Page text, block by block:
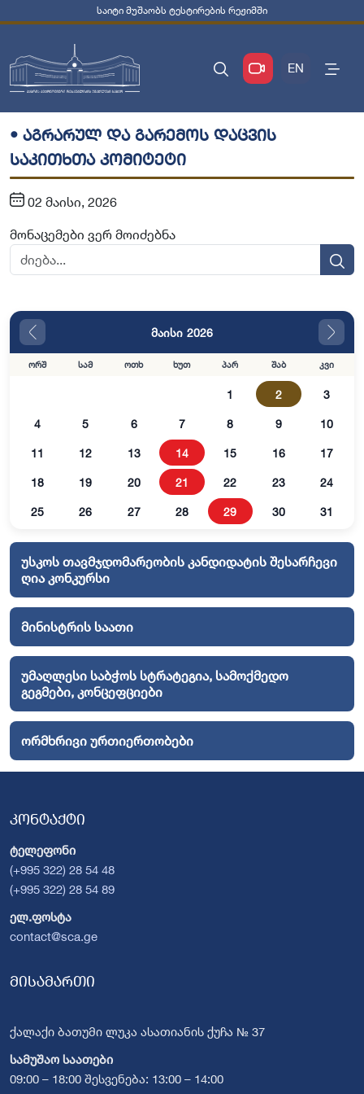
საიტი მუშაობს ტესტირების რეჟიმში
EN
• აგრარულ და გარემოს დაცვის
საკითხთა კომიტეტი
02 მაისი, 2026
მონაცემები ვერ მოიძებნა
მაისი 2026
ორშ სამ ოთხ ხუთ პარ შაბ კვი
1 2 3
4 5 6 7 8 9 10
11 12 13 14 15 16 17
18 19 20 21 22 23 24
25 26 27 28 29 30 31
უსკოს თავმჯდომარეობის კანდიდატის შესარჩევი
ღია კონკურსი
მინისტრის საათი
უმაღლესი საბჭოს სტრატეგია, სამოქმედო
გეგმები, კონცეფციები
ორმხრივი ურთიერთობები
კონტაქტი
ტელეფონი
(+995 322) 28 54 48
(+995 322) 28 54 89
ელ.ფოსტა
contact@sca.ge
მისამართი
ქალაქი ბათუმი ლუკა ასათიანის ქუჩა № 37
სამუშაო საათები
09:00 – 18:00 შესვენება: 13:00 – 14:00